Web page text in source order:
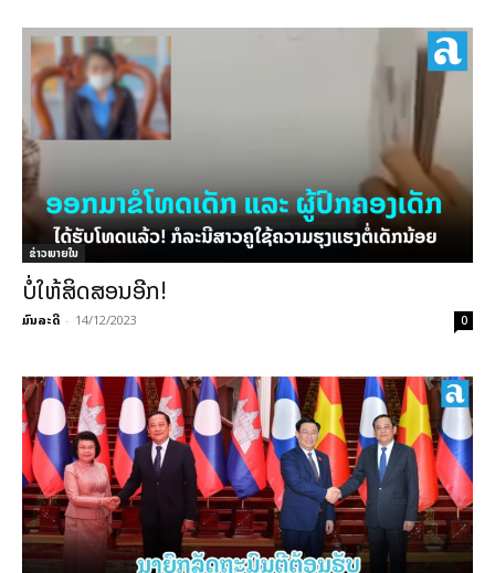
ຂ່າວພາຍ​ໃນ
ບໍ່ໃຫ້ສິດສອນອີກ!
ມົນລະດີ - 14/12/2023 0